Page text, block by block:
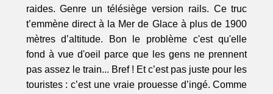
raides. Genre un télésiège version rails. Ce truc
t’emmène direct à la Mer de Glace à plus de 1900
mètres d’altitude. Bon le problème c'est qu'elle
fond à vue d'oeil parce que les gens ne prennent
pas assez le train... Bref ! Et c’est pas juste pour les
touristes : c’est une vraie prouesse d’ingé. Comme